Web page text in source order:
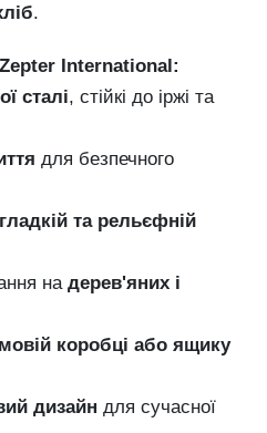
.
International:
сталі, стійкі до іржі та
для безпечного
гладкій та рельєфній
на дерев'яних і
коробці або ящику
дизайн для сучасної